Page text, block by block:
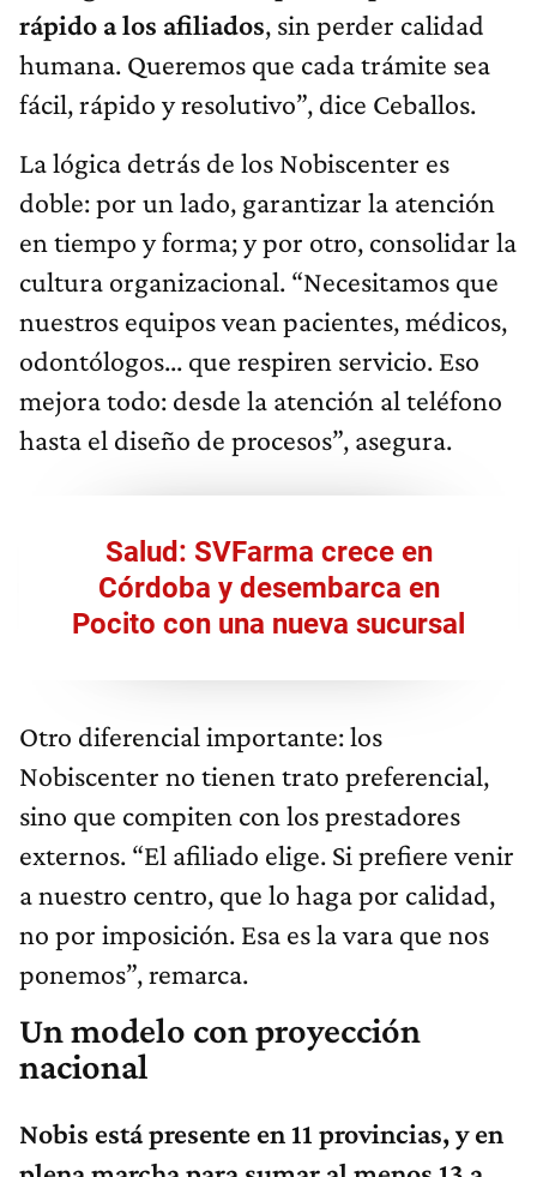
rápido a los afiliados, sin perder calidad
humana. Queremos que cada trámite sea
fácil, rápido y resolutivo”, dice Ceballos.
La lógica detrás de los Nobiscenter es
doble: por un lado, garantizar la atención
en tiempo y forma; y por otro, consolidar la
cultura organizacional. “Necesitamos que
nuestros equipos vean pacientes, médicos,
odontólogos... que respiren servicio. Eso
mejora todo: desde la atención al teléfono
hasta el diseño de procesos”, asegura.
Salud: SVFarma crece en
Córdoba y desembarca en
Pocito con una nueva sucursal
Otro diferencial importante: los
Nobiscenter no tienen trato preferencial,
sino que compiten con los prestadores
externos. “El afiliado elige. Si prefiere venir
a nuestro centro, que lo haga por calidad,
no por imposición. Esa es la vara que nos
ponemos”, remarca.
Un modelo con proyección
nacional
Nobis está presente en 11 provincias, y en